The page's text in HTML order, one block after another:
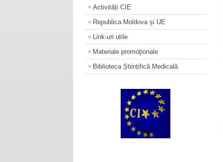
Activități CIE
Republica Moldova și UE
Link-uri utile
Materiale promoţionale
Biblioteca Științifică Medicală